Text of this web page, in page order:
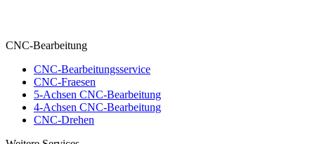
CNC-Bearbeitung
CNC-Bearbeitungsservice
CNC-Fraesen
5-Achsen CNC-Bearbeitung
4-Achsen CNC-Bearbeitung
CNC-Drehen